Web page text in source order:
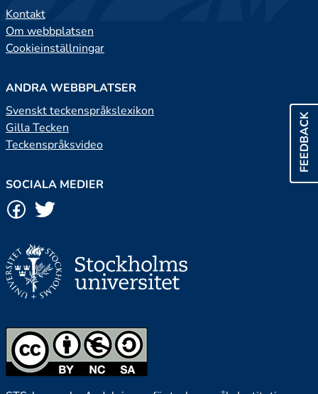
FEEDBACK
Kontakt
Om webbplatsen
Cookieinställningar
ANDRA WEBBPLATSER
Svenskt teckenspråkslexikon
Gilla Tecken
Teckenspråksvideo
SOCIALA MEDIER